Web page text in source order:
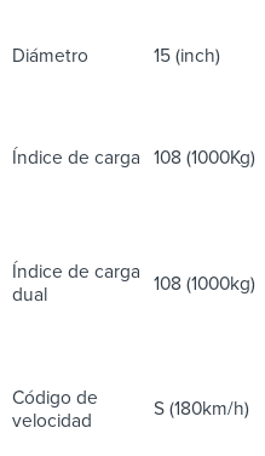
Diámetro 15 (inch)
Índice de carga 108 (1000Kg)
Índice de carga
dual
108 (1000kg)
Código de
velocidad
S (180km/h)